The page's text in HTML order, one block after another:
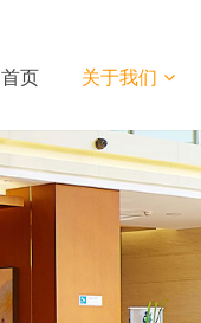
首页 关于我们